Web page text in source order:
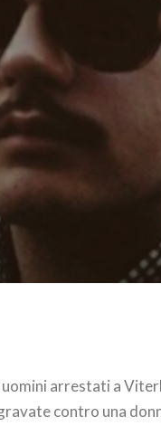
arrestati a
contro una